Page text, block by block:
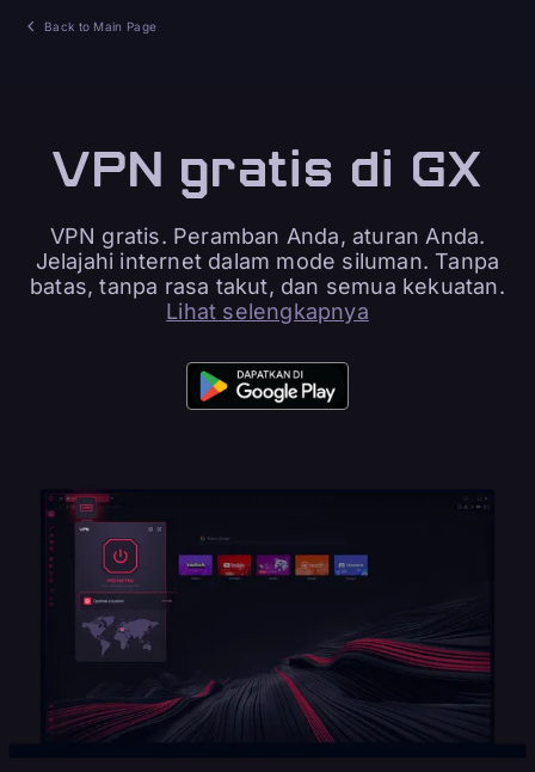
Back to Main Page
VPN gratis di GX
VPN gratis. Peramban Anda, aturan Anda.
Jelajahi internet dalam mode siluman. Tanpa
batas, tanpa rasa takut, dan semua kekuatan.
Lihat selengkapnya